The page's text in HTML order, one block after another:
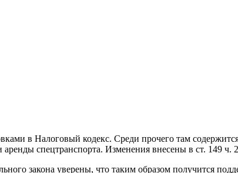
в Налоговый кодекс. Среди прочего там
спецтранспорта. Изменения внесены в ст. 149 ч.
закона уверены, что таким образом получится